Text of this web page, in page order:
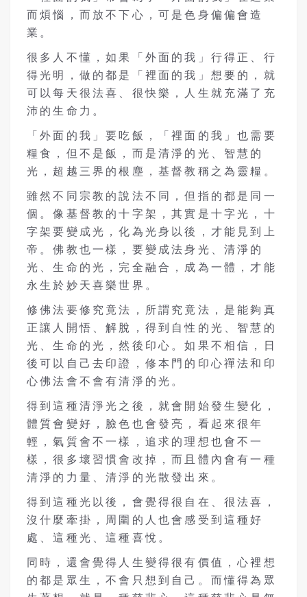
而煩惱，而放不下心，可是色身偏偏會造
業。
很多人不懂，如果「外面的我」行得正、行
得光明，做的都是「裡面的我」想要的，就
可以每天很法喜、很快樂，人生就充滿了充
沛的生命力。
「外面的我」要吃飯，「裡面的我」也需要
糧食，但不是飯，而是清淨的光、智慧的
光，超越三界的根塵，基督教稱之為靈糧。
雖然不同宗教的說法不同，但指的都是同一
個。像基督教的十字架，其實是十字光，十
字架要變成光，化為光身以後，才能見到上
帝。佛教也一樣，要變成法身光、清淨的
光、生命的光，完全融合，成為一體，才能
永生於妙天喜樂世界。
修佛法要修究竟法，所謂究竟法，是能夠真
正讓人開悟、解脫，得到自性的光、智慧的
光、生命的光，然後印心。如果不相信，日
後可以自己去印證，修本門的印心禪法和印
心佛法會不會有清淨的光。
得到這種清淨光之後，就會開始發生變化，
體質會變好，臉色也會發亮，看起來很年
輕，氣質會不一樣，追求的理想也會不一
樣，很多壞習慣會改掉，而且體內會有一種
清淨的力量、清淨的光散發出來。
得到這種光以後，會覺得很自在、很法喜，
沒什麼牽掛，周圍的人也會感受到這種好
處、這種光、這種喜悅。
同時，還會覺得人生變得很有價值，心裡想
的都是眾生，不會只想到自己。而懂得為眾